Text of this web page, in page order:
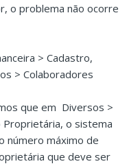
o problema não ocorre
> Cadastro,
> Colaboradores
que em Diversos >
Proprietária, o sistema
número máximo de
que deve ser